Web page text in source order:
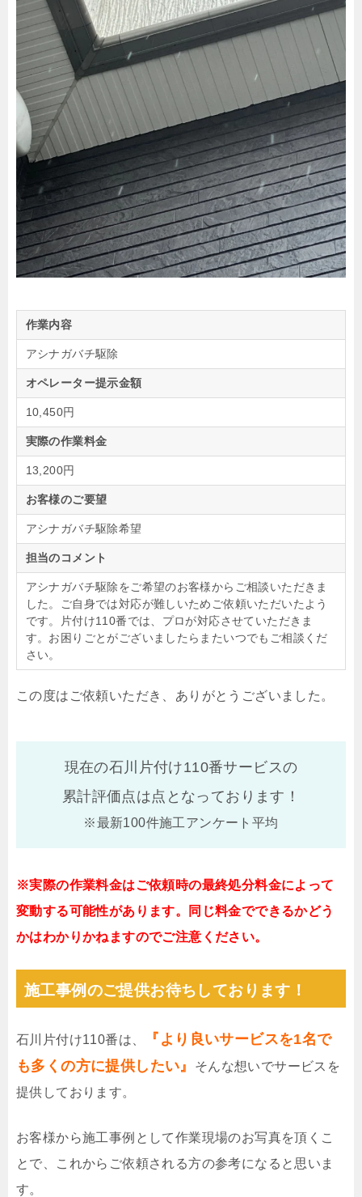
作業内容
アシナガバチ駆除
オペレーター提示金額
10,450円
実際の作業料金
13,200円
お客様のご要望
アシナガバチ駆除希望
担当のコメント
アシナガバチ駆除をご希望のお客様からご相談いただきま
した。ご自身では対応が難しいためご依頼いただいたよう
です。片付け110番では、プロが対応させていただきま
す。お困りごとがございましたらまたいつでもご相談くだ
さい。
この度はご依頼いただき、ありがとうございました。
現在の石川片付け110番サービスの
累計評価点は点となっております！
※最新100件施工アンケート平均
※実際の作業料金はご依頼時の最終処分料金によって
変動する可能性があります。同じ料金でできるかどう
かはわかりかねますのでご注意ください。
施工事例のご提供お待ちしております！
石川片付け110番は、
『より良いサービスを1名で
も多くの方に提供したい』
そんな想いでサービスを
提供しております。
お客様から施工事例として作業現場のお写真を頂くこ
とで、これからご依頼される方の参考になると思いま
す。